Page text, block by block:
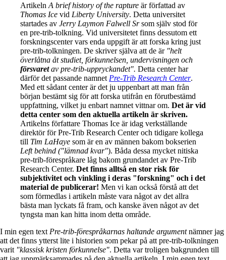
Artikeln A brief history of the rapture är författad av
Thomas Ice vid Liberty University. Detta universitet
startades av Jerry Laymon Falwell Srsom själv stod för
en pre-trib-tolkning. Vid universitetet finns dessutom ett
forskningscenter vars enda uppgift är att forska kring just
pre-trib-tolkningen. De skriver själva att de är "helt
överlåtna åt studiet, förkunnelsen, undervisningen och
försvaretav pre-trib-uppryckandet". Detta center har
därför det passande namnet Pre-Trib Research Center.
Med ett sådant center är det ju uppenbart att man från
början bestämt sig för att forska utifrån en förutbestämd
uppfattning, vilket ju enbart namnet vittnar om. Det är vid
detta center som den aktuella artikeln är skriven.
Artikelns författare Thomas Ice är idag verkställande
direktör för Pre-Trib Research Center och tidigare kollega
till Tim LaHaye som är en av männen bakom bokserien
Left behind ("lämnad kvar"). Båda dessa mycket nitiska
pre-trib-förespråkare låg bakom grundandet av Pre-Trib
Research Center. Det finns alltså en stor risk för
subjektivitet och vinkling i deras "forskning" och i det
material de publicerar! Men vi kan också förstå att det
som förmedlas i artikeln måste vara något av det allra
bästa man lyckats få fram, och kanske även något av det
tyngsta man kan hitta inom detta område.
I min egen text Pre-trib-förespråkarnas haltande argumentnämner jag
att det finns ytterst lite i historien som pekar på att pre-trib-tolkningen
varit "klassisk kristen förkunnelse". Detta var troligen bakgrunden till